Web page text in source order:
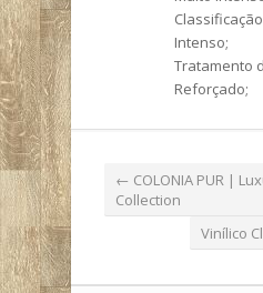
Intenso;
Tratamento
Reforçado;
← COLONIA PUR |
Collection
Vinílico